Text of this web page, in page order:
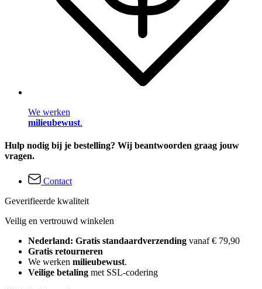
We werken
milieubewust.
Hulp nodig bij je bestelling? Wij beantwoorden graag jouw
vragen.
Contact
Geverifieerde kwaliteit
Veilig en vertrouwd winkelen
Nederland: Gratis standaardverzending vanaf € 79,90
Gratis retourneren
We werken milieubewust.
Veilige betaling met SSL-codering